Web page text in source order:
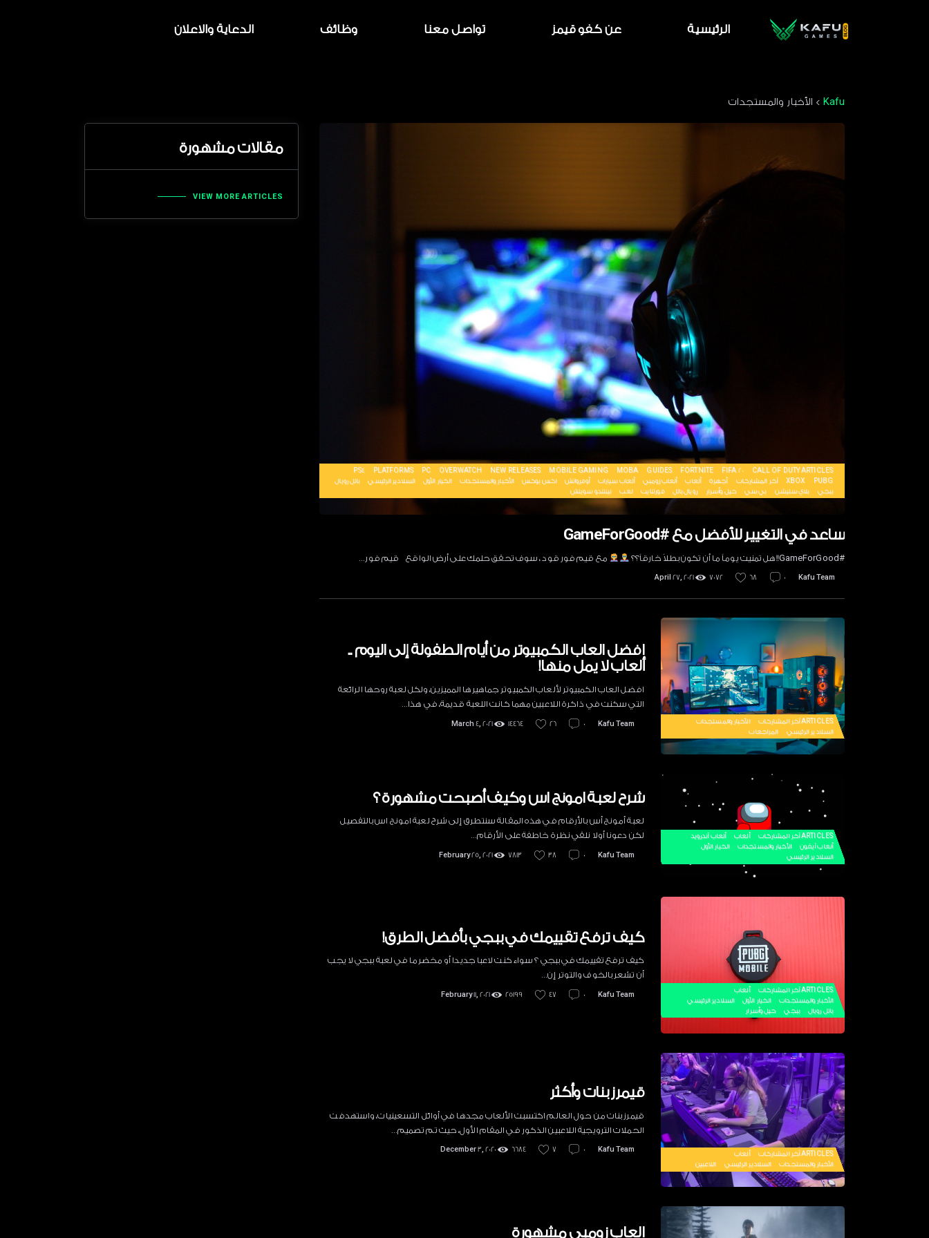
الرئيسية عن كفو قيمز تواصل معنا وظائف الدعاية والاعلان
Kafu
> الأخبار والمستجدات
ARTICLES
CALL OF DUTY
FIFA 20
FORTNITE
GUIDES
MOBA
MOBILE GAMING
NEW RELEASES
OVERWATCH
PC
PLATFORMS
PS4
PUBG
XBOX آخر المشاركات أجهزة ألعاب ألعاب زومبي ألعاب سيارات أوفرواتش اكس بوكس الأخبار والمستجدات الخيار الأول السلادير الرئيسي
باتل رويال
ببجي
بلاي ستيشن بي سي حيل وأسرار رويال باتل فورتنايت لعب نينتندو سويتش
ساعد في التغيير للأفضل مع #GameForGood
#GameForGood!!هل تمنيت يوماً ما أن تكون بطلاً خارقاً؟؟ مع قيم فور قود ، سوف تحقق حلمك على أرض الواقع قيم فور…
April 27, 2021 7072 68 0 Kafu Team
ARTICLES آخر المشاركات
الأخبار والمستجدات
السلادير الرئيسي
المراجعات
افضل العاب الكمبيوتر من أيام الطفولة إلى اليوم ..
ألعاب لا يمل منها!
افضل العاب الكمبيوتر لألعاب الكمبيوتر جماهيرها المميزين، ولكل لعبة روحها الرائعة
التي سكنت في ذاكرة اللاعبين مهما كانت اللعبة قديمة، في هذا…
March 4, 2021 14464 26 0 Kafu Team
ARTICLES آخر المشاركات ألعاب
ألعاب آندرويد
ألعاب آيفون
الأخبار والمستجدات
الخيار الأول
السلادير الرئيسي
شرح لعبة امونج اس وكيف أصبحت مشهورة ؟
لعبة أمونج أس بالأرقام في هذه المقالة سنتطرق إلى شرح لعبة امونج اس بالتفصيل
لكن دعونا أولا نلقي نظرة خاطفة على الأرقام…
February 25, 2021 7813 38 0 Kafu Team
ARTICLES آخر المشاركات
ألعاب
الأخبار والمستجدات
الخيار الأول
السلادير الرئيسي
باتل رويال
ببجي حيل وأسرار
كيف ترفع تقييمك في ببجي بأفضل الطرق!
كيف ترفع تقييمك في ببجي ؟ سواء كنت لاعبا جديدا أو مخضرما في لعبة ببجي لا يجب
أن تشعر بالخوف والتوتر إن…
February 11, 2021 25199 47 0 Kafu Team
ARTICLES آخر المشاركات
ألعاب
الأخبار والمستجدات
السلادير الرئيسي اللاعبين
قيمرز بنات وأكثر
قيمرز بنات من حول العالم اكتسبت الألعاب مجدها في أوائل التسعينيات، واستهدفت
الحملات الترويجية اللاعبين الذكور في المقام الأول، حيث تم تصميم…
December 3, 2020 6684 7 0 Kafu Team
العاب زومبي مشهورة
مقالات مشهورة
VIEW MORE ARTICLES